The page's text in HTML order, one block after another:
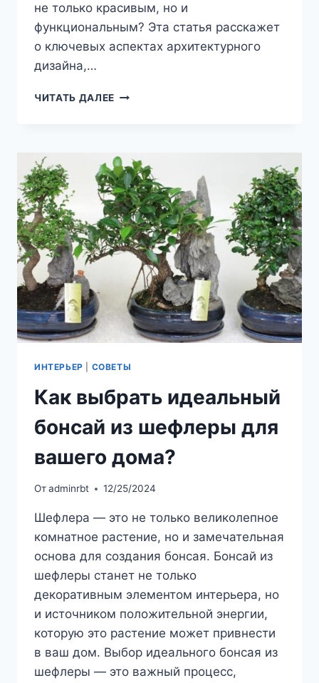
не только красивым, но и
функциональным? Эта статья расскажет
о ключевых аспектах архитектурного
дизайна,…
ЧИТАТЬ ДАЛЕЕ АРХИТЕКТУРНЫЙ
ВЫБРАТЬ
СТУДИЮ
И
ПРОЕКТИРОВАТЬ
С
УМОМ
ИНТЕРЬЕР СОВЕТЫ
Как выбрать идеальный
бонсай из шефлеры для
вашего дома?
Отadminrbt 12/25/2024
Шефлера — это не только великолепное
комнатное растение, но и замечательная
основа для создания бонсая. Бонсай из
шефлеры станет не только
декоративным элементом интерьера, но
и источником положительной энергии,
которую это растение может привнести
в ваш дом. Выбор идеального бонсая из
шефлеры — это важный процесс,